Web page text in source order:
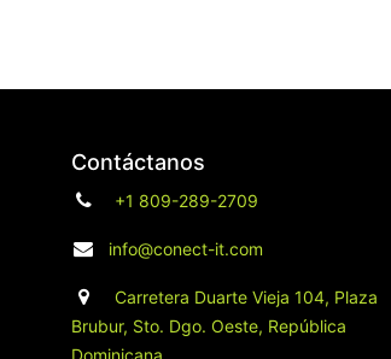
Contáctanos
+1 809-289-2709
info@conect-it.com
Carretera Duarte Vieja 104, Plaza
Brubur, Sto. Dgo. Oeste, República
Dominicana